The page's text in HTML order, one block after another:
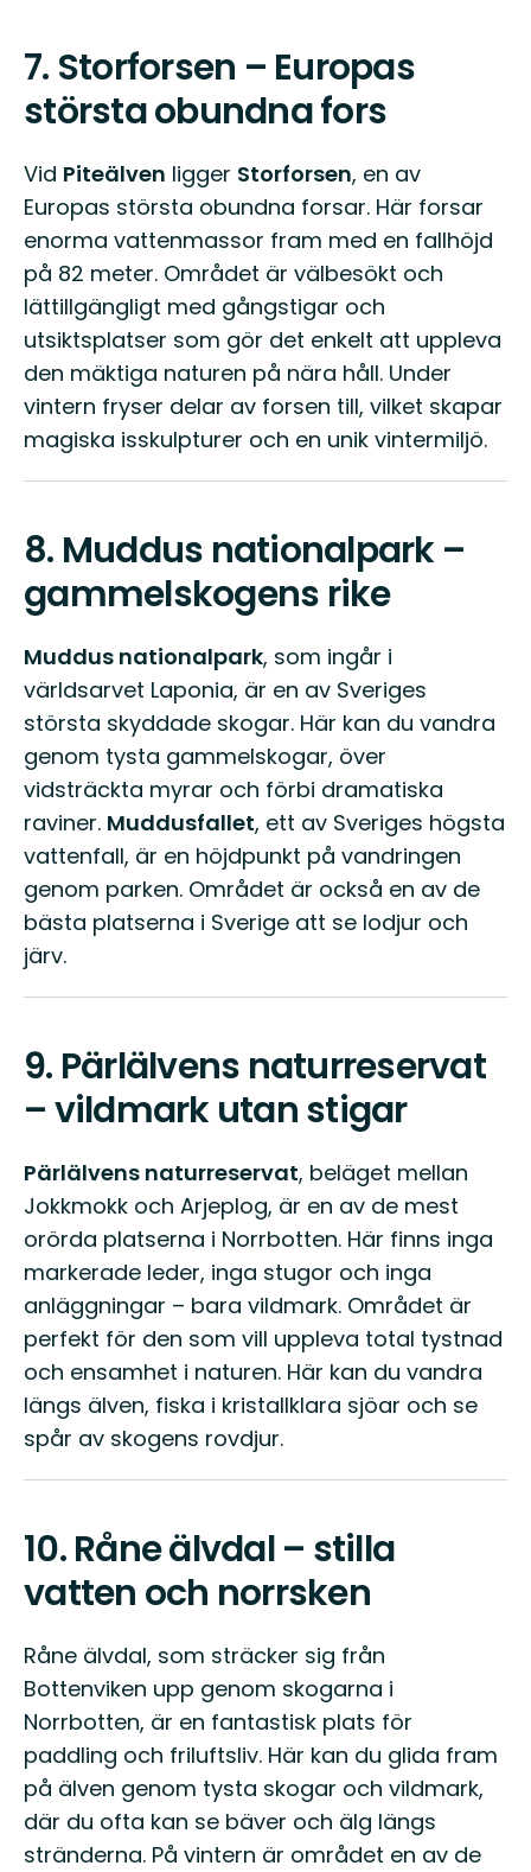
7. Storforsen – Europas
största obundna fors
Vid Piteälven ligger Storforsen, en av
Europas största obundna forsar. Här forsar
enorma vattenmassor fram med en fallhöjd
på 82 meter. Området är välbesökt och
lättillgängligt med gångstigar och
utsiktsplatser som gör det enkelt att uppleva
den mäktiga naturen på nära håll. Under
vintern fryser delar av forsen till, vilket skapar
magiska isskulpturer och en unik vintermiljö.
8. Muddus nationalpark –
gammelskogens rike
Muddus nationalpark, som ingår i
världsarvet Laponia, är en av Sveriges
största skyddade skogar. Här kan du vandra
genom tysta gammelskogar, över
vidsträckta myrar och förbi dramatiska
raviner. Muddusfallet, ett av Sveriges högsta
vattenfall, är en höjdpunkt på vandringen
genom parken. Området är också en av de
bästa platserna i Sverige att se lodjur och
järv.
9. Pärlälvens naturreservat
– vildmark utan stigar
Pärlälvens naturreservat, beläget mellan
Jokkmokk och Arjeplog, är en av de mest
orörda platserna i Norrbotten. Här finns inga
markerade leder, inga stugor och inga
anläggningar – bara vildmark. Området är
perfekt för den som vill uppleva total tystnad
och ensamhet i naturen. Här kan du vandra
längs älven, fiska i kristallklara sjöar och se
spår av skogens rovdjur.
10.Råne älvdal – stilla
vatten och norrsken
Råne älvdal, som sträcker sig från
Bottenviken upp genom skogarna i
Norrbotten, är en fantastisk plats för
paddling och friluftsliv. Här kan du glida fram
på älven genom tysta skogar och vildmark,
där du ofta kan se bäver och älg längs
stränderna. På vintern är området en av de